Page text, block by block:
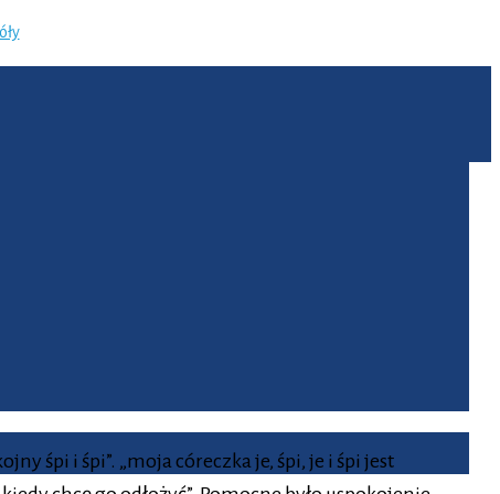
śpi i śpi”. „moja córeczka je, śpi, je i śpi jest